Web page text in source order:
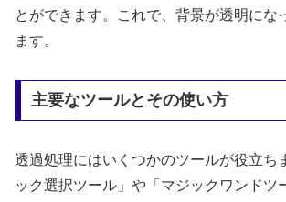
とができます。これで、背景が透明にな
ます。
主要なツールとその使い方
透過処理にはいくつかのツールが役立ち
ック選択ツール」や「マジックワンドツ